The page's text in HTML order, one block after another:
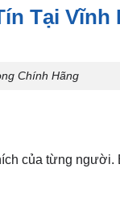
Tại
Chính Hãng
của từng